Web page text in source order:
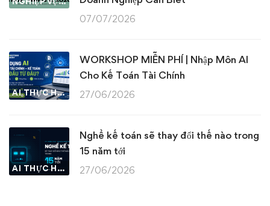
07/07/2026
AI THỰC HÀNH
WORKSHOP MIỄN PHÍ | Nhập Môn AI
Cho Kế Toán Tài Chính
27/06/2026
AI THỰC HÀNH
Nghề kế toán sẽ thay đổi thế nào trong
15 năm tới
27/06/2026